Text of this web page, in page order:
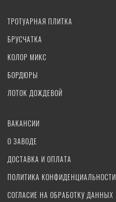
ТРОТУАРНАЯ ПЛИТКА
БРУСЧАТКА
КОЛОР МИКС
БОРДЮРЫ
ЛОТОК ДОЖДЕВОЙ
ВАКАНСИИ
О ЗАВОДЕ
ДОСТАВКА И ОПЛАТА
ПОЛИТИКА КОНФИДЕНЦИАЛЬНОСТИ
СОГЛАСИЕ НА ОБРАБОТКУ ДАННЫХ